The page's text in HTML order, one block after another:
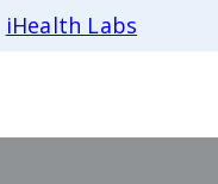
iHealth Labs